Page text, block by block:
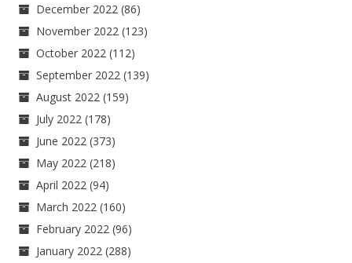
December 2022 (86)
November 2022 (123)
October 2022 (112)
September 2022 (139)
August 2022 (159)
July 2022 (178)
June 2022 (373)
May 2022 (218)
April 2022 (94)
March 2022 (160)
February 2022 (96)
January 2022 (288)